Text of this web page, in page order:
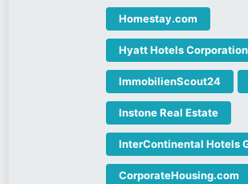
Homestay.com
Hyatt Hotels Corporation
ImmobilienScout24
Instone Real Estate
InterContinental Hotels
CorporateHousing.com